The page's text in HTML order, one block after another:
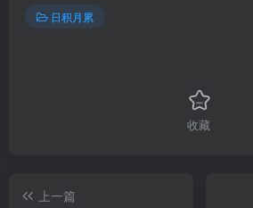
日积月累
收藏
上一篇